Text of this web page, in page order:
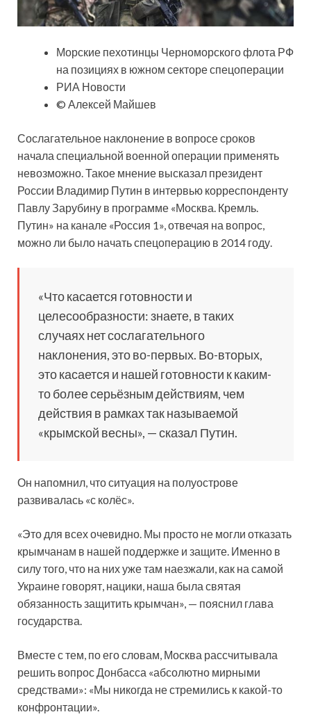
Морские пехотинцы Черноморского флота РФ
на позициях в южном секторе спецоперации
РИА Новости
© Алексей Майшев
Сослагательное наклонение в вопросе сроков
начала специальной военной операции применять
невозможно. Такое мнение высказал президент
России Владимир Путин в интервью корреспонденту
Павлу Зарубину в программе «Москва. Кремль.
Путин» на канале «Россия 1», отвечая на вопрос,
можно ли было начать спецоперацию в 2014 году.
«Что касается готовности и
целесообразности: знаете, в таких
случаях нет сослагательного
наклонения, это во-первых. Во-вторых,
это касается и нашей готовности к каким-
то более серьёзным действиям, чем
действия в рамках так называемой
«крымской весны», — сказал Путин.
Он напомнил, что ситуация на полуострове
развивалась «с колёс».
«Это для всех очевидно. Мы просто не могли отказать
крымчанам в нашей поддержке и защите. Именно в
силу того, что на них уже там наезжали, как на самой
Украине говорят, нацики, наша была святая
обязанность защитить крымчан», — пояснил глава
государства.
Вместе с тем, по его словам, Москва рассчитывала
решить вопрос Донбасса «абсолютно мирными
средствами»: «Мы никогда не стремились к какой-то
конфронтации».